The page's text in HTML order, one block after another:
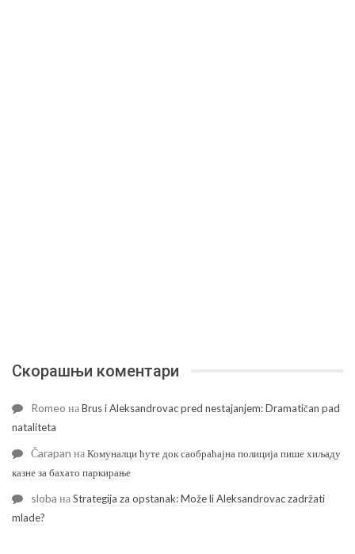
Скорашњи коментари
Romeo наBrus i Aleksandrovac pred nestajanjem: Dramatičan pad
nataliteta
Čarapan наКомуналци ћуте док саобраћајна полиција пише хиљаду
казне за бахато паркирање
sloba наStrategija za opstanak: Može li Aleksandrovac zadržati
mlade?